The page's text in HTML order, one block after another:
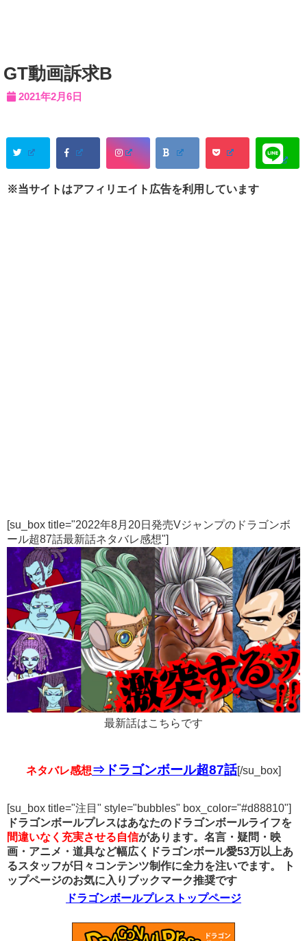
GT動画訴求B
2021年2月6日
※当サイトはアフィリエイト広告を利用しています
[su_box title="2022年8月20日発売Vジャンプのドラゴンボ
ール超87話最新話ネタバレ感想"]
最新話はこちらです
ネタバレ感想⇒ドラゴンボール超87話[/su_box]
[su_box title="注目" style="bubbles" box_color="#d88810"]
ドラゴンボールプレスはあなたのドラゴンボールライフを
間違いなく充実させる自信があります。名言・疑問・映
画・アニメ・道具など幅広くドラゴンボール愛53万以上あ
るスタッフが日々コンテンツ制作に全力を注いでます。
ト
ップページのお気に入りブックマーク推奨です
ドラゴンボールプレストップページ